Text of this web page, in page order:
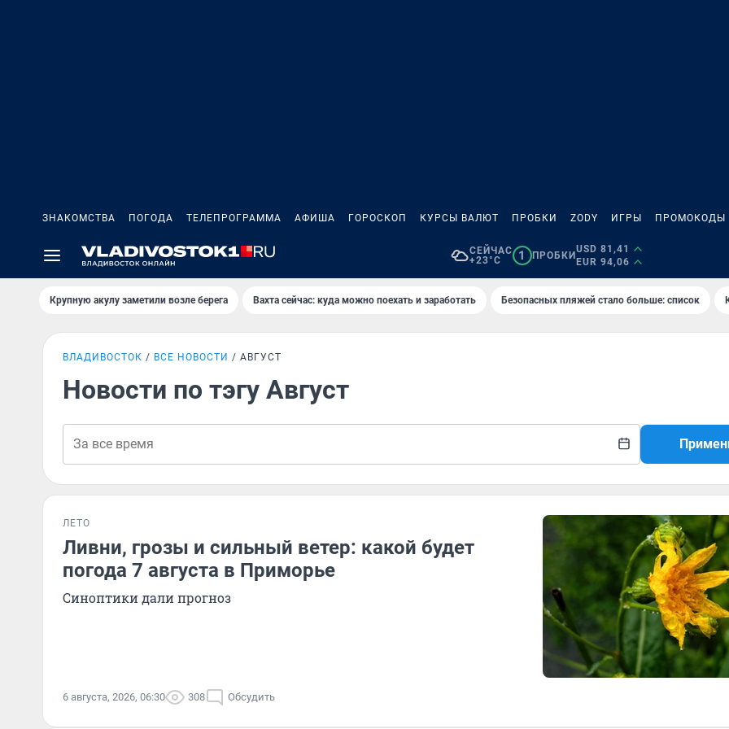
ЗНАКОМСТВА ПОГОДА ТЕЛЕПРОГРАММА АФИША ГОРОСКОП КУРСЫ ВАЛЮТ ПРОБКИ ZODY ИГРЫ ПРОМОКОДЫ
СЕЙЧАС
+23°C
1 ПРОБКИ
USD 81,41
EUR 94,06
Крупную акулу заметили возле берега Вахта сейчас: куда можно поехать и заработать Безопасных пляжей стало больше: список
ВЛАДИВОСТОК ВСЕ НОВОСТИ АВГУСТ
Новости по тэгу Август
ЛЕТО
Ливни, грозы и сильный ветер: какой будет
погода 7 августа в Приморье
Синоптики дали прогноз
6 августа, 2026, 06:30 308 Обсудить